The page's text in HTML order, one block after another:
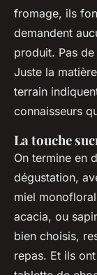
fromage, ils
demandent
produit. Pas
Juste la
terrain
connaisseurs
La touche
On termine en
dégustation,
miel
acacia, ou
bien choisis,
repas. Et ils